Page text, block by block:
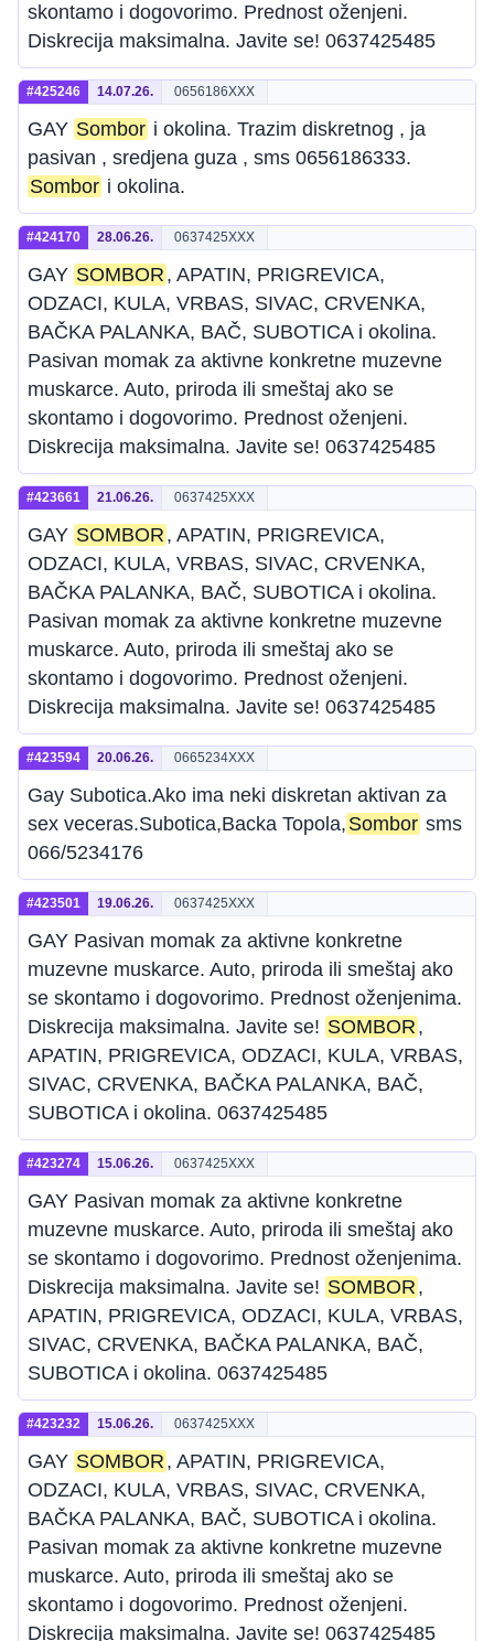
skontamo i dogovorimo. Prednost oženjeni.
Diskrecija maksimalna. Javite se! 0637425485
#425246 14.07.26. 0656186XXX
GAY Sombor i okolina. Trazim diskretnog , ja
pasivan , sredjena guza , sms 0656186333.
Sombor i okolina.
#424170 28.06.26. 0637425XXX
GAY SOMBOR , APATIN, PRIGREVICA,
ODZACI, KULA, VRBAS, SIVAC, CRVENKA,
BAČKA PALANKA, BAČ, SUBOTICA i okolina.
Pasivan momak za aktivne konkretne muzevne
muskarce. Auto, priroda ili smeštaj ako se
skontamo i dogovorimo. Prednost oženjeni.
Diskrecija maksimalna. Javite se! 0637425485
#423661 21.06.26. 0637425XXX
GAY SOMBOR , APATIN, PRIGREVICA,
ODZACI, KULA, VRBAS, SIVAC, CRVENKA,
BAČKA PALANKA, BAČ, SUBOTICA i okolina.
Pasivan momak za aktivne konkretne muzevne
muskarce. Auto, priroda ili smeštaj ako se
skontamo i dogovorimo. Prednost oženjeni.
Diskrecija maksimalna. Javite se! 0637425485
#423594 20.06.26. 0665234XXX
Gay Subotica.Ako ima neki diskretan aktivan za
sex veceras.Subotica,Backa Topola, Sombor sms
066/5234176
#423501 19.06.26. 0637425XXX
GAY Pasivan momak za aktivne konkretne
muzevne muskarce. Auto, priroda ili smeštaj ako
se skontamo i dogovorimo. Prednost oženjenima.
Diskrecija maksimalna. Javite se! SOMBOR ,
APATIN, PRIGREVICA, ODZACI, KULA, VRBAS,
SIVAC, CRVENKA, BAČKA PALANKA, BAČ,
SUBOTICA i okolina. 0637425485
#423274 15.06.26. 0637425XXX
GAY Pasivan momak za aktivne konkretne
muzevne muskarce. Auto, priroda ili smeštaj ako
se skontamo i dogovorimo. Prednost oženjenima.
Diskrecija maksimalna. Javite se! SOMBOR ,
APATIN, PRIGREVICA, ODZACI, KULA, VRBAS,
SIVAC, CRVENKA, BAČKA PALANKA, BAČ,
SUBOTICA i okolina. 0637425485
#423232 15.06.26. 0637425XXX
GAY SOMBOR , APATIN, PRIGREVICA,
ODZACI, KULA, VRBAS, SIVAC, CRVENKA,
BAČKA PALANKA, BAČ, SUBOTICA i okolina.
Pasivan momak za aktivne konkretne muzevne
muskarce. Auto, priroda ili smeštaj ako se
skontamo i dogovorimo. Prednost oženjeni.
Diskrecija maksimalna. Javite se! 0637425485